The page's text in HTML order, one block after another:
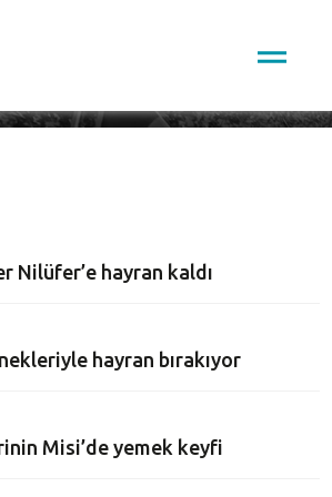
Nilüfer’e hayran kaldı
hayran bırakıyor
Misi’de yemek keyfi